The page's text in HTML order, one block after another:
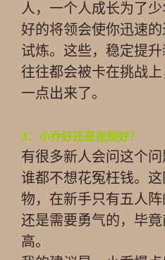
人，一个人成长为了少
好的将领会使你迅速
试炼。这些，稳定提升
往往都会被卡在挑战
一点出来了。
3：小乔好还是张颌好？
有很多新人会问这个问
谁都不想花冤枉钱。
物，在新手只有五人
还是需要勇气的，毕
高。